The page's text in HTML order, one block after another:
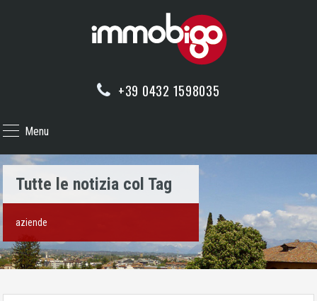
+39 0432 1598035
Menu
Tutte le notizia col Tag
aziende